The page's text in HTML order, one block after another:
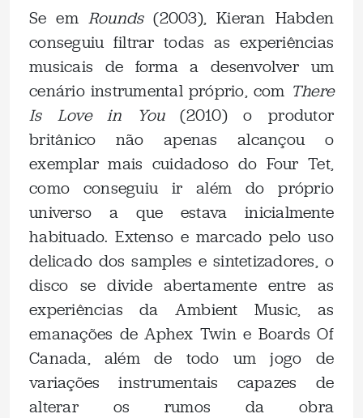
Se em Rounds(2003), Kieran Habden
conseguiu filtrar todas as experiências
musicais de forma a desenvolver um
cenário instrumental próprio, com There
Is Love in You(2010) o produtor
britânico não apenas alcançou o
exemplar mais cuidadoso do Four Tet,
como conseguiu ir além do próprio
universo a que estava inicialmente
habituado. Extenso e marcado pelo uso
delicado dos samples e sintetizadores, o
disco se divide abertamente entre as
experiências da Ambient Music, as
emanações de Aphex Twin e Boards Of
Canada, além de todo um jogo de
variações instrumentais capazes de
alterar os rumos da obra